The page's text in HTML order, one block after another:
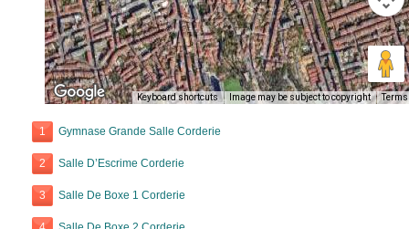
Keyboard shortcuts Image may be subject to copyright Terms
1 Gymnase Grande Salle Corderie
2 Salle D’Escrime Corderie
3 Salle De Boxe 1 Corderie